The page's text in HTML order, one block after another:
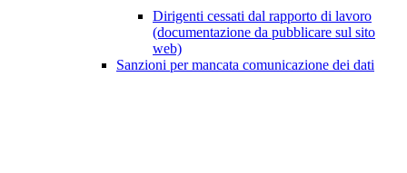
Dirigenti cessati dal rapporto di lavoro
(documentazione da pubblicare sul sito
web)
Sanzioni per mancata comunicazione dei dati